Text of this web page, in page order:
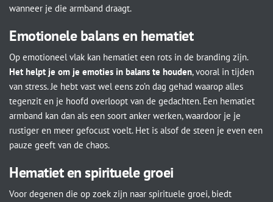
wanneer je die armband draagt.
Emotionele balans en hematiet
Op emotioneel vlak kan hematiet een rots in de branding zijn.
Het helpt je om je emoties in balans te houden, vooral in tijden
van stress. Je hebt vast wel eens zo’n dag gehad waarop alles
tegenzit en je hoofd overloopt van de gedachten. Een hematiet
armband kan dan als een soort anker werken, waardoor je je
rustiger en meer gefocust voelt. Het is alsof de steen je even een
pauze geeft van de chaos.
Hematiet en spirituele groei
Voor degenen die op zoek zijn naar spirituele groei, biedt